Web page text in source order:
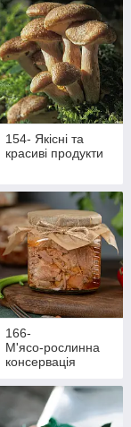
154- Якісні та
красиві продукти
166-
М'ясо‑рослинна
консервація